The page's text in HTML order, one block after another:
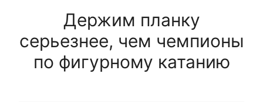
Держим планку
серьезнее, чем чемпионы
по фигурному катанию